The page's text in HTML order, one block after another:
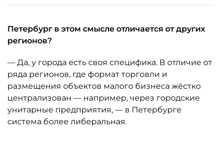
Петербург в этом смысле отличается от других
регионов?
— Да, у города есть своя специфика. В отличие от
ряда регионов, где формат торговли и
размещения объектов малого бизнеса жёстко
централизован — например, через городские
унитарные предприятия, — в Петербурге
система более либеральная.